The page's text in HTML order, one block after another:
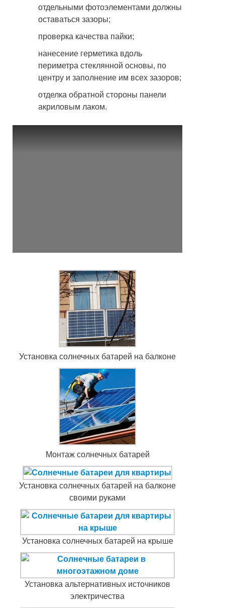
отдельными фотоэлементами должны
оставаться зазоры;
проверка качества пайки;
нанесение герметика вдоль
периметра стеклянной основы, по
центру и заполнение им всех зазоров;
отделка обратной стороны панели
акриловым лаком.
Установка солнечных батарей на балконе
Монтаж солнечных батарей
Установка солнечных батарей на балконе
своими руками
Установка солнечных батарей на крыше
Установка альтернативных источников
электричества